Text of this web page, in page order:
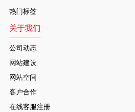
热门标签
关于我们
公司动态
网站建设
网站空间
客户合作
在线客服注册